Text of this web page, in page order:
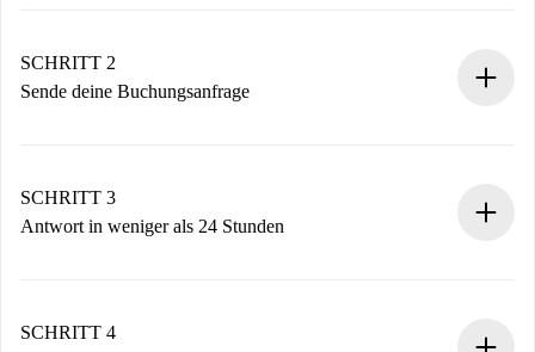
Du erhältst alle notwendigen Informationen im Voraus.
SCHRITT 2
Sende deine Buchungsanfrage
Denk daran, dass wir dich erst belasten, wenn der
Vermieter zustimmt.
SCHRITT 3
Antwort in weniger als 24 Stunden
stellen den Kontakt her.
SCHRITT 4